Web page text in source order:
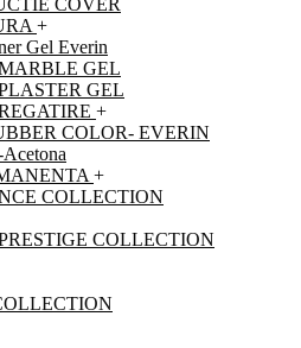
COVER
+
Gel Everin
GEL
GEL
+
COLOR- EVERIN
+
COLLECTION
COLLECTION